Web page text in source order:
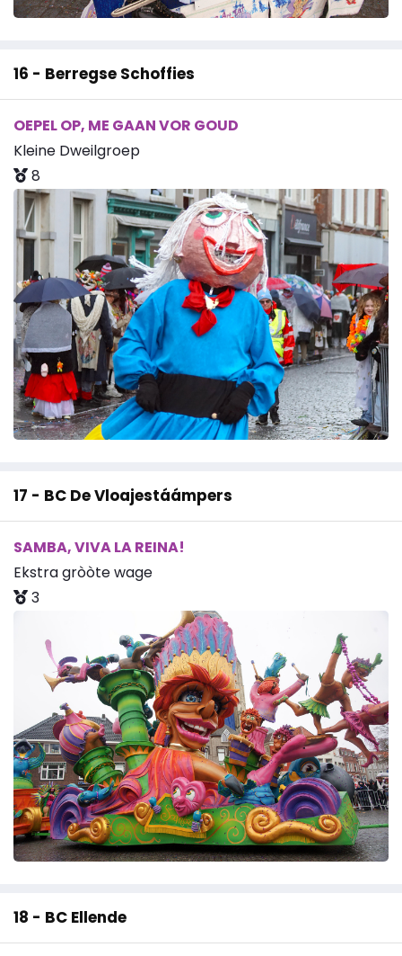
16 - Berregse Schoffies
OEPEL OP, ME GAAN VOR GOUD
Kleine Dweilgroep
8
17 - BC De Vloajestáámpers
SAMBA, VIVA LA REINA!
Ekstra gròòte wage
3
18 - BC Ellende